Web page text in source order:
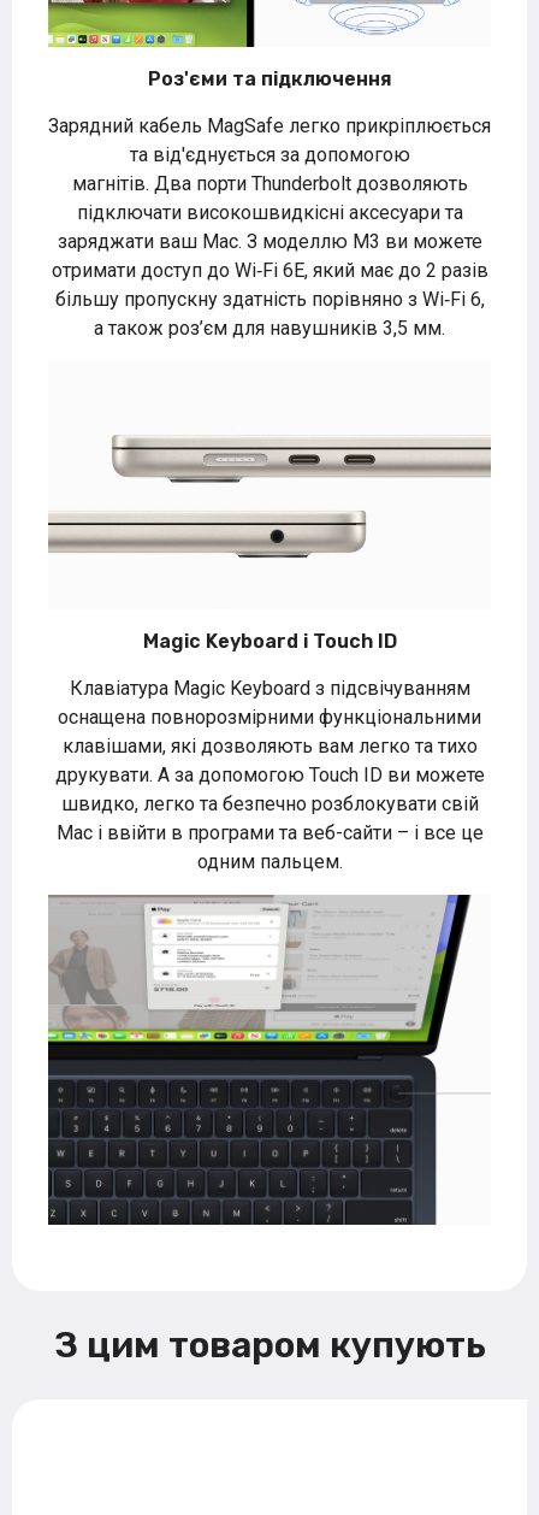
З цим товаром купують
Роз'єми та підключення
Зарядний кабель MagSafe легко прикріплюється
та від'єднується за допомогою
магнітів. Два порти Thunderbolt дозволяють
підключати високошвидкісні аксесуари та
заряджати ваш Mac. З моделлю M3 ви можете
отримати доступ до Wi‑Fi 6E, який має до 2 разів
більшу пропускну здатність порівняно з Wi‑Fi 6,
а також роз’єм для навушників 3,5 мм.
Magic Keyboard і Touch ID
Клавіатура Magic Keyboard з підсвічуванням
оснащена повнорозмірними функціональними
клавішами, які дозволяють вам легко та тихо
друкувати. А за допомогою Touch ID ви можете
швидко, легко та безпечно розблокувати свій
Mac і ввійти в програми та веб-сайти – і все це
одним пальцем.